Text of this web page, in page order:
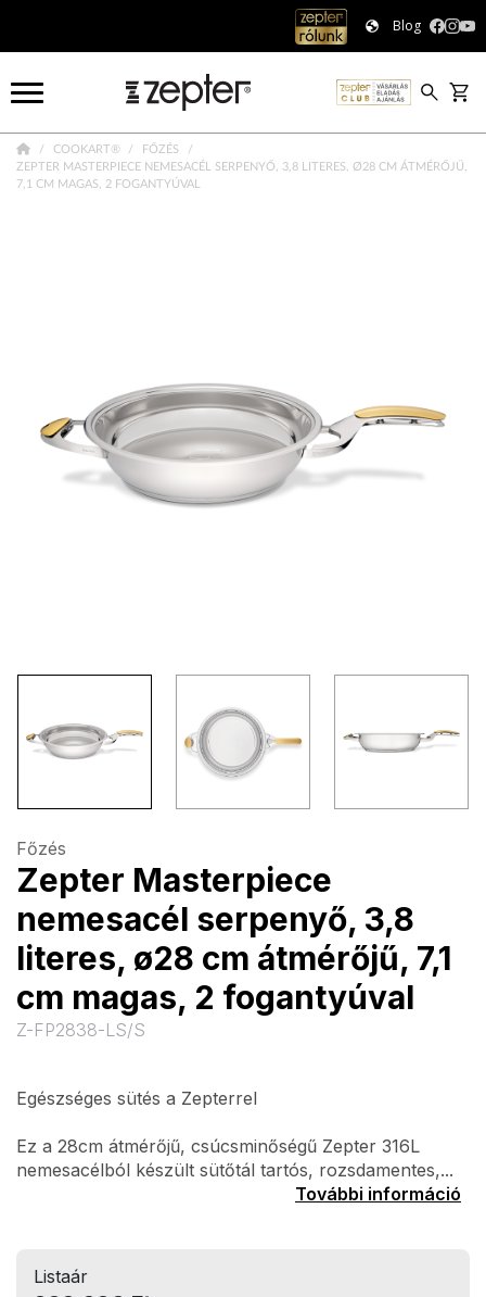
Blog
COOKART®
FŐZÉS
ZEPTER MASTERPIECE NEMESACÉL SERPENYŐ, 3,8 LITERES, Ø28 CM ÁTMÉRŐJŰ,
7,1 CM MAGAS, 2 FOGANTYÚVAL
Főzés
Zepter Masterpiece
nemesacél serpenyő, 3,8
literes, ø28 cm átmérőjű, 7,1
cm magas, 2 fogantyúval
Z-FP2838-LS/S
Egészséges sütés a Zepterrel
Ez a 28cm átmérőjű, csúcsminőségű Zepter 316L
nemesacélból készült sütőtál tartós, rozsdamentes,...
További információ
Listaár